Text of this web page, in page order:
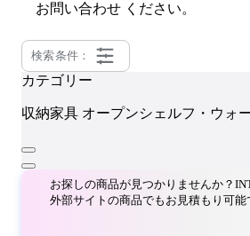
お問い合わせ ください。
検索条件：
カテゴリー
収納家具 オープンシェルフ・ウォ
お探しの商品が見つかりませんか？
外部サイトの商品でもお見積もり可能